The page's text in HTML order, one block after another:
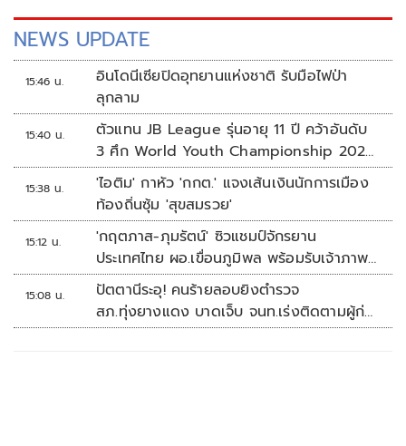
NEWS UPDATE
15:46 น.
อินโดนีเซียปิดอุทยานแห่งชาติ รับมือไฟป่า
ลุกลาม
15:40 น.
ตัวแทน JB League รุ่นอายุ 11 ปี คว้าอันดับ
3 ศึก World Youth Championship 2026
ที่สิงคโปร์
15:38 น.
'ไอติม' กาหัว 'กกต.' แจงเส้นเงินนักการเมือง
ท้องถิ่นซุ้ม 'สุขสมรวย'
15:12 น.
'กฤตภาส-ภุมรัตน์' ซิวแชมป์จักรยาน
ประเทศไทย ผอ.เขื่อนภูมิพล พร้อมรับเจ้าภาพ
ต่อ ปี 2570
15:08 น.
ปัตตานีระอุ! คนร้ายลอบยิงตำรวจ
สภ.ทุ่งยางแดง บาดเจ็บ จนท.เร่งติดตามผู้ก่อ
เหตุ